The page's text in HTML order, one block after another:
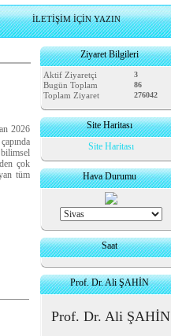
İLETİŞİM İÇİN YAZIN
2026
çok
tüm
Ziyaret Bilgileri
Aktif Ziyaretçi 3
Bugün Toplam 86
Toplam Ziyaret 276042
Site Haritası
Site Haritası
Hava Durumu
Saat
Prof. Dr. Ali ŞAHİN
Prof. Dr. Ali ŞAHİN